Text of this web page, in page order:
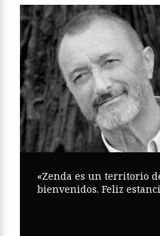
«Zenda es un territorio
bienvenidos. Feliz